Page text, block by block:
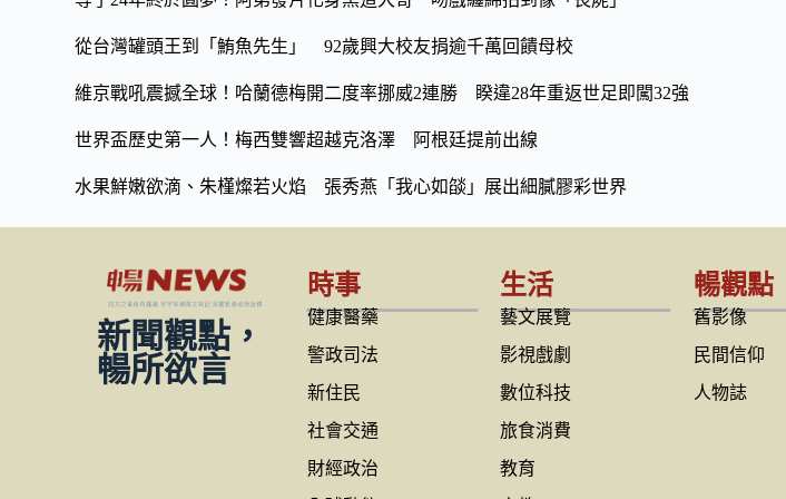
從台灣罐頭王到「鮪魚先生」 92歲興大校友捐逾千萬回饋母校
維京戰吼震撼全球！哈蘭德梅開二度率挪威2連勝 睽違28年重返世足即闖32強
世界盃歷史第一人！梅西雙響超越克洛澤 阿根廷提前出線
水果鮮嫩欲滴、朱槿燦若火焰 張秀燕「我心如燄」展出細膩膠彩世界
新聞觀點，
暢所欲言
時事
健康醫藥
警政司法
新住民
社會交通
財經政治
生活
藝文展覽
影視戲劇
數位科技
旅食消費
教育
暢觀點
舊影像
民間信仰
人物誌